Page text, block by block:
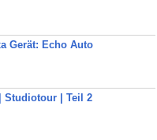
Gerät: Echo Auto
Studiotour | Teil 2